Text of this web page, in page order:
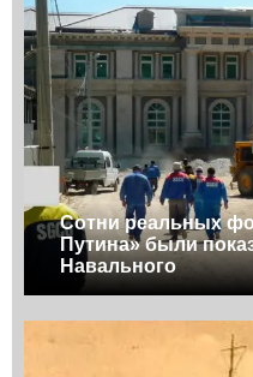
Сотни реальных
Путина» были
Навального